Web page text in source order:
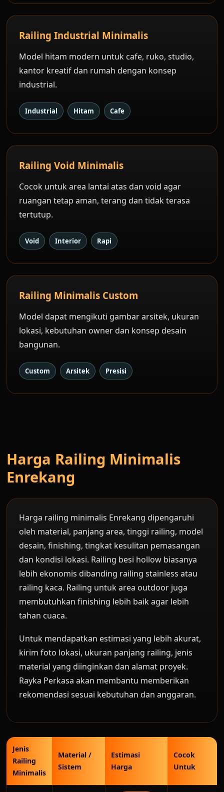
Railing Industrial Minimalis
Model hitam modern untuk cafe, ruko, studio,
kantor kreatif dan rumah dengan konsep
industrial.
Industrial Hitam Cafe
Railing Void Minimalis
Cocok untuk area lantai atas dan void agar
ruangan tetap aman, terang dan tidak terasa
tertutup.
Void Interior Rapi
Railing Minimalis Custom
Model dapat mengikuti gambar arsitek, ukuran
lokasi, kebutuhan owner dan konsep desain
bangunan.
Custom Arsitek Presisi
Harga Railing Minimalis
Enrekang
Harga railing minimalis Enrekang dipengaruhi
oleh material, panjang area, tinggi railing, model
desain, finishing, tingkat kesulitan pemasangan
dan kondisi lokasi. Railing besi hollow biasanya
lebih ekonomis dibanding railing stainless atau
railing kaca. Railing untuk area outdoor juga
membutuhkan finishing lebih baik agar lebih
tahan cuaca.
Untuk mendapatkan estimasi yang lebih akurat,
kirim foto lokasi, ukuran panjang railing, jenis
material yang diinginkan dan alamat proyek.
Rayka Perkasa akan membantu memberikan
rekomendasi sesuai kebutuhan dan anggaran.
Jenis
Railing
Minimalis
Material /
Sistem
Estimasi
Harga
Cocok
Untuk